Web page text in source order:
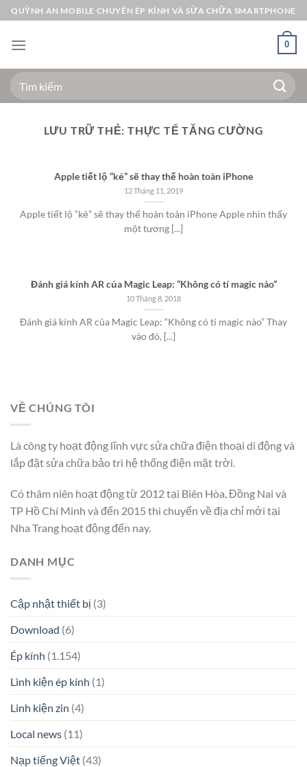
Bỏ
qua
nội
QUỲNH AN MOBILE CHUYÊN ÉP KÍNH VÀ SỬA CHỮA SMARTPHONE
0
Tìm
kiếm:
LƯU TRỮ THẺ: THỰC TẾ TĂNG CƯỜNG
Apple tiết lộ “kẻ” sẽ thay thế hoàn toàn iPhone
12 Tháng 11, 2019
Apple tiết lộ “kẻ” sẽ thay thế hoàn toàn iPhone Apple nhìn thấy
một tương [...]
Đánh giá kính AR của Magic Leap: “Không có tí magic nào”
10 Tháng 8, 2018
Đánh giá kính AR của Magic Leap: “Không có tí magic nào” Thay
vào đó, [...]
VỀ CHÚNG TÔI
Là công ty hoạt động lĩnh vực sửa chữa điện thoại di động và
lắp đặt sửa chữa bảo trì hệ thống điện mặt trời.
Có thâm niên hoạt động từ 2012 tại Biên Hòa, Đồng Nai và
TP Hồ Chí Minh và đến 2015 thì chuyển về địa chỉ mới tại
Nha Trang hoạt động đến nay.
DANH MỤC
Cập nhật thiết bị (3)
Download (6)
Ép kính (1.154)
Linh kiện ép kính (1)
Linh kiện zin (4)
Local news (11)
Nạp tiếng Việt (43)